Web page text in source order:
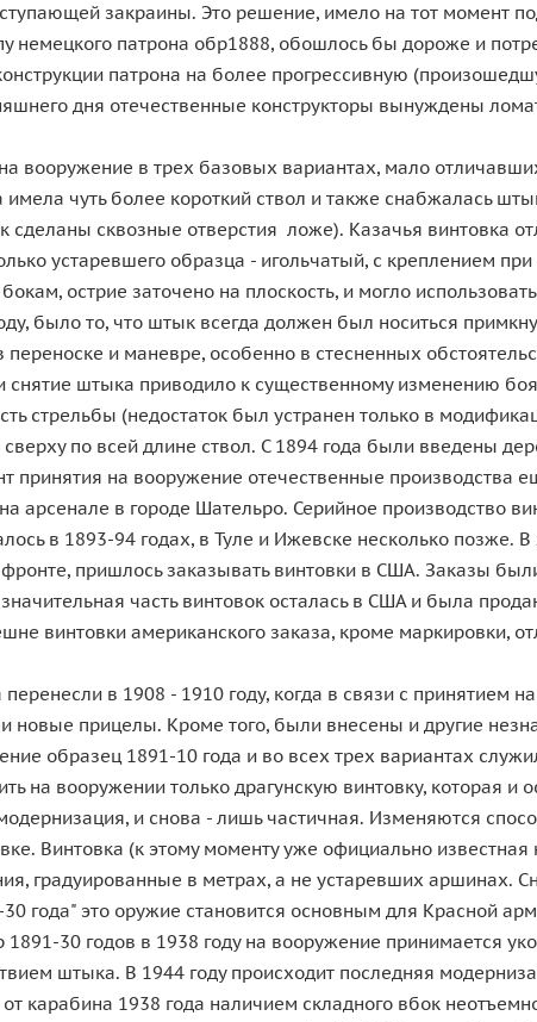
закраины. Это решение, имело на тот момент
немецкого патрона обр1888, обошлось бы дороже и
патрона на более прогрессивную
дня отечественные конструкторы вынуждены
вооружение в трех базовых вариантах, мало
чуть более короткий ствол и также снабжалась
сквозные отверстия ложе). Казачья винтовка
устаревшего образца - игольчатый, с креплением
острие заточено на плоскость, и могло
было то, что штык всегда должен был носиться
и маневре, особенно в стесненных
штыка приводило к существенному изменению
стрельбы (недостаток был устранен только в
по всей длине ствол. С 1894 года были введены
принятия на вооружение отечественные производства
в городе Шательро. Серийное производство
в 1893-94 годах, в Туле и Ижевске несколько
пришлось заказывать винтовки в США. Заказы
часть винтовок осталась в США и была
винтовки американского заказа, кроме маркировки,
в 1908 - 1910 году, когда в связи с принятием
новые прицелы. Кроме того, были внесены и другие
образец 1891-10 года и во всех трех вариантах
на вооружении только драгунскую винтовку, которая
и снова - лишь частичная. Изменяются
Винтовка (к этому моменту уже официально
градуированные в метрах, а не устаревших аршинах.
года" это оружие становится основным для Красной
30 годов в 1938 году на вооружение принимается
штыка. В 1944 году происходит последняя
карабина 1938 года наличием складного вбок